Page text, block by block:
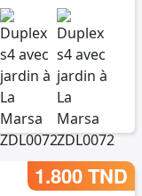
1.800 TND